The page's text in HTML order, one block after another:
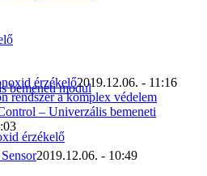
bemeneti modul
érzékelő
érzékelő2019.12.06. - 11:16
– Univerzális bemeneti
2019.12.06. - 10:49